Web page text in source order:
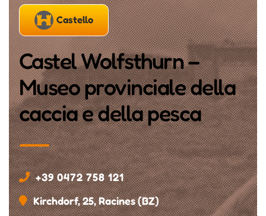
Castello
Castel Wolfsthurn –
Museo provinciale della
caccia e della pesca
+39 0472 758 121
Kirchdorf, 25, Racines (BZ)